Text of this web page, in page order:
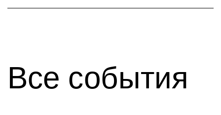
Все события